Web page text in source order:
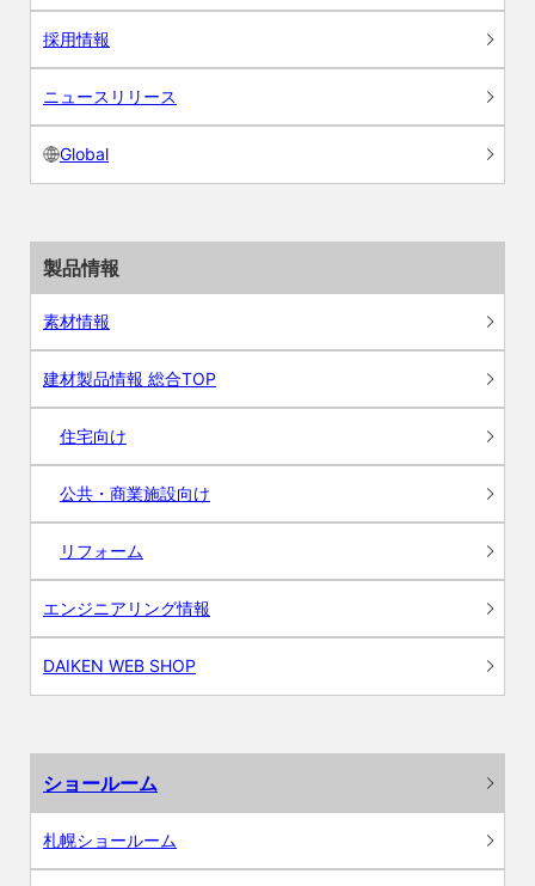
採用情報
ニュースリリース
Global
製品情報
素材情報
建材製品情報 総合TOP
住宅向け
公共・商業施設向け
リフォーム
エンジニアリング情報
DAIKEN WEB SHOP
ショールーム
札幌ショールーム